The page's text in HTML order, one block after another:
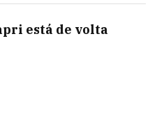
está de volta